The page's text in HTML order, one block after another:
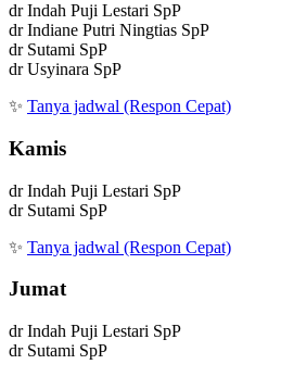
dr Indah Puji Lestari SpP
dr Indiane Putri Ningtias SpP
dr Sutami SpP
dr Usyinara SpP
✨ Tanya jadwal (Respon Cepat)
Kamis
dr Indah Puji Lestari SpP
dr Sutami SpP
✨ Tanya jadwal (Respon Cepat)
Jumat
dr Indah Puji Lestari SpP
dr Sutami SpP